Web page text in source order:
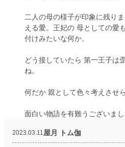
二人の母の様子が印象に残り
える愛。王妃の 母としての愛
付けみたいな何か。
どう接していたら 第一王子は
ね。
何だか 親として色々考えさせ
面白い物語を有難うございまし
2023.03.11屋月 トム伽